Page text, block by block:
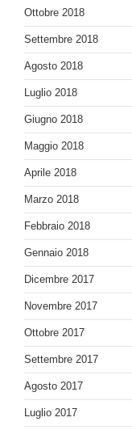
Ottobre 2018
Settembre 2018
Agosto 2018
Luglio 2018
Giugno 2018
Maggio 2018
Aprile 2018
Marzo 2018
Febbraio 2018
Gennaio 2018
Dicembre 2017
Novembre 2017
Ottobre 2017
Settembre 2017
Agosto 2017
Luglio 2017